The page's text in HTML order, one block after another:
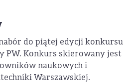
do piątej edycji konkursu
PW. Konkurs skierowany jest
naukowych i
Warszawskiej.